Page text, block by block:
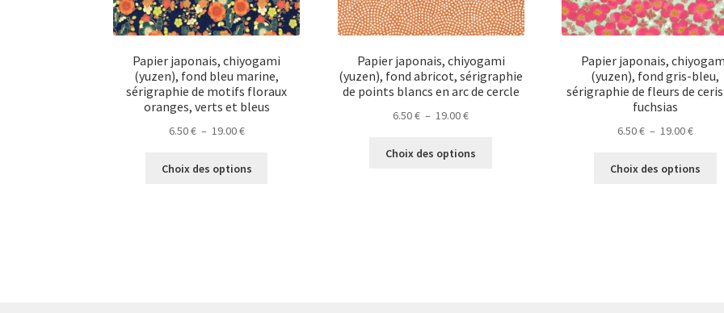
Papier japonais, chiyogami
(yuzen), fond bleu marine,
sérigraphie de motifs floraux
oranges, verts et bleus
6.50€ – 19.00€Plage
prix :
Choix des options
Papier japonais, chiyogami
(yuzen), fond abricot, sérigraphie
de points blancs en arc de cercle
6.50€ – 19.00€Plage
prix :
Choix des options
Papier japonais,
(yuzen), fond gris-bleu,
sérigraphie de fleurs de
fuchsias
6.50€ – 19.00€Plage
prix :
Choix des options